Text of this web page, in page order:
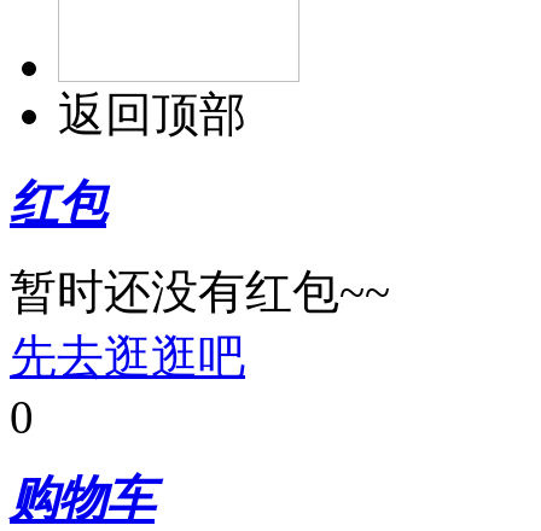
返回顶部
红包
暂时还没有红包~~
先去逛逛吧
0
购物车